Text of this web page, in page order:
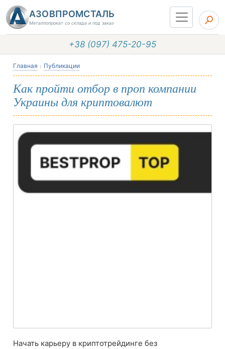
АЗОВПРОМСТАЛЬ
Металлопрокат со склада и под заказ
+38 (097) 475-20-95
Главная Публикации
Как пройти отбор в проп компании
Украины для криптовалют
Начать карьеру в криптотрейдинге без